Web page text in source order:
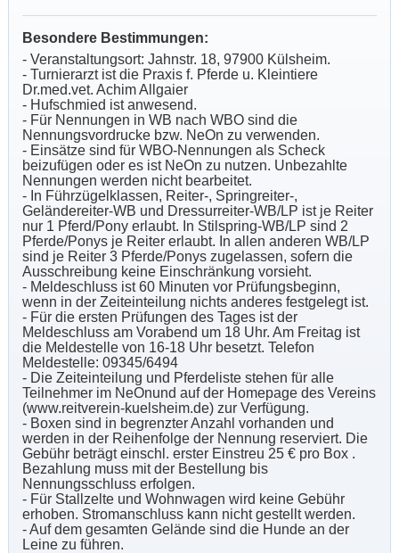
Besondere Bestimmungen:
- Veranstaltungsort: Jahnstr. 18, 97900 Külsheim.
- Turnierarzt ist die Praxis f. Pferde u. Kleintiere
Dr.med.vet. Achim Allgaier
- Hufschmied ist anwesend.
- Für Nennungen in WB nach WBO sind die
Nennungsvordrucke bzw. NeOn zu verwenden.
- Einsätze sind für WBO-Nennungen als Scheck
beizufügen oder es ist NeOn zu nutzen. Unbezahlte
Nennungen werden nicht bearbeitet.
- In Führzügelklassen, Reiter-, Springreiter-,
Geländereiter-WB und Dressurreiter-WB/LP ist je Reiter
nur 1 Pferd/Pony erlaubt. In Stilspring-WB/LP sind 2
Pferde/Ponys je Reiter erlaubt. In allen anderen WB/LP
sind je Reiter 3 Pferde/Ponys zugelassen, sofern die
Ausschreibung keine Einschränkung vorsieht.
- Meldeschluss ist 60 Minuten vor Prüfungsbeginn,
wenn in der Zeiteinteilung nichts anderes festgelegt ist.
- Für die ersten Prüfungen des Tages ist der
Meldeschluss am Vorabend um 18 Uhr. Am Freitag ist
die Meldestelle von 16-18 Uhr besetzt. Telefon
Meldestelle: 09345/6494
- Die Zeiteinteilung und Pferdeliste stehen für alle
Teilnehmer im NeOnund auf der Homepage des Vereins
(www.reitverein-kuelsheim.de) zur Verfügung.
- Boxen sind in begrenzter Anzahl vorhanden und
werden in der Reihenfolge der Nennung reserviert. Die
Gebühr beträgt einschl. erster Einstreu 25 € pro Box .
Bezahlung muss mit der Bestellung bis
Nennungsschluss erfolgen.
- Für Stallzelte und Wohnwagen wird keine Gebühr
erhoben. Stromanschluss kann nicht gestellt werden.
- Auf dem gesamten Gelände sind die Hunde an der
Leine zu führen.